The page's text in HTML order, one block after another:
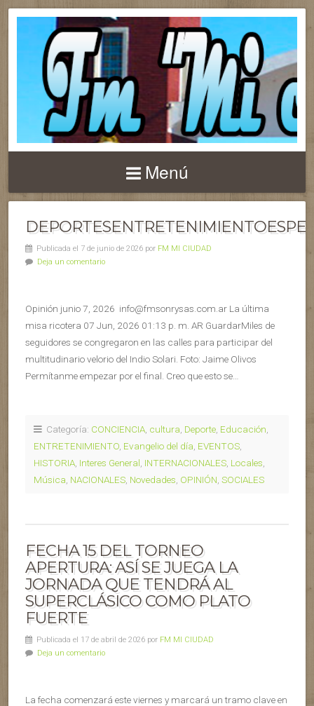
Menú
Publicada el 7 de junio de 2026 por FM MI CIUDAD
Deja un comentario
Opinión junio 7, 2026 info@fmsonrysas.com.ar La última
misa ricotera 07 Jun, 2026 01:13 p. m. AR GuardarMiles de
seguidores se congregaron en las calles para participar del
multitudinario velorio del Indio Solari. Foto: Jaime Olivos
Permítanme empezar por el final. Creo que esto se…
Categoría: CONCIENCIA cultura Deporte Educación
ENTRETENIMIENTO Evangelio del día EVENTOS
HISTORIA Interes General INTERNACIONALES Locales
Música NACIONALES Novedades OPINIÓN SOCIALES
FECHA 15 DEL TORNEO
APERTURA: ASÍ SE JUEGA LA
JORNADA QUE TENDRÁ AL
SUPERCLÁSICO COMO PLATO
FUERTE
Publicada el 17 de abril de 2026 por FM MI CIUDAD
Deja un comentario
La fecha comenzará este viernes y marcará un tramo clave en